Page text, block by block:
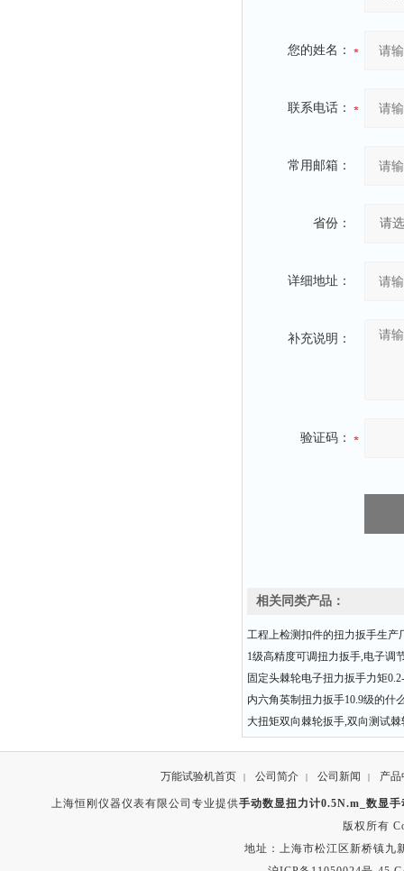
您的姓名：
联系电话：
常用邮箱：
省份：
详细地址：
补充说明：
验证码：
相关同类产品：
工程上检测扣件的扭力扳手生产
1级高精度可调扭力扳手,电子调
固定头棘轮电子扭力扳手力矩
内六角英制扭力扳手10.9级的什
大扭矩双向棘轮扳手,双向测试
万能试验机首页 | 公司简介 | 公司新闻 | 产品
上海恒刚仪器仪表有限公司专业提供手动数显扭力计0.5N.m_数显手
版权所有
地址：上海市松江区新桥镇九